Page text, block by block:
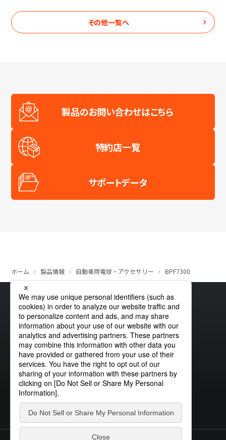
その他一覧へ
製品のお問い合わせはこちら
特約店一覧
サポートデータ
ホーム 製品情報 自動車用電球・アクセサリー BPF7300
サイトマップ グローバルプライバシーポリシー
クッキーポリシーサイトポリシーお問い合わせ